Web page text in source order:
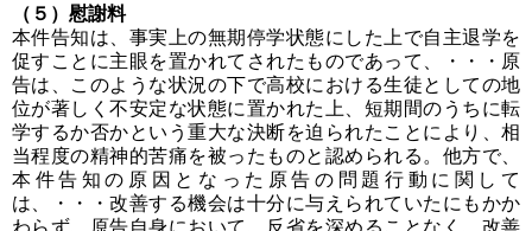
（５）慰謝料
本件告知は、事実上の無期停学状態にした上で自主退学を
促すことに主眼を置かれてされたものであって、・・・原
告は、このような状況の下で高校における生徒としての地
位が著しく不安定な状態に置かれた上、短期間のうちに転
学するか否かという重大な決断を迫られたことにより、相
当程度の精神的苦痛を被ったものと認められる。他方で、
本件告知の原因となった原告の問題行動に関して
は、・・・改善する機会は十分に与えられていたにもかか
わらず、原告自身において、反省を深めることなく、改善